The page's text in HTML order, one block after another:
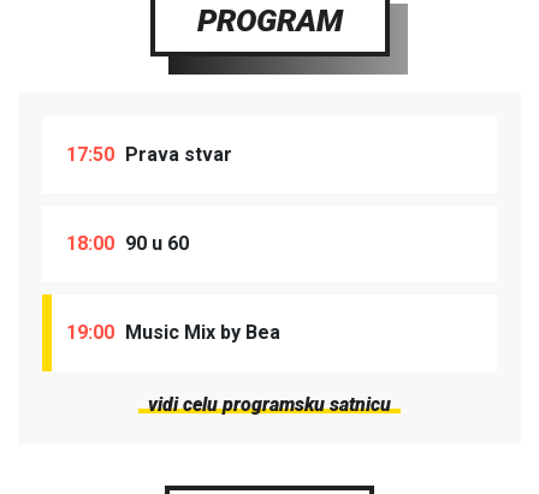
PROGRAM
17:50 Prava stvar
18:00 90 u 60
19:00 Music Mix by Bea
vidi celu programsku satnicu